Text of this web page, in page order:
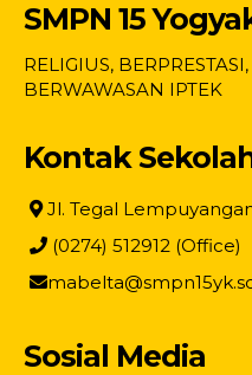
SMPN 15
RELIGIUS,
BERWAWASAN IPTEK
Kontak
Jl. Tegal
(0274) 512912 (Office)
Sosial Media